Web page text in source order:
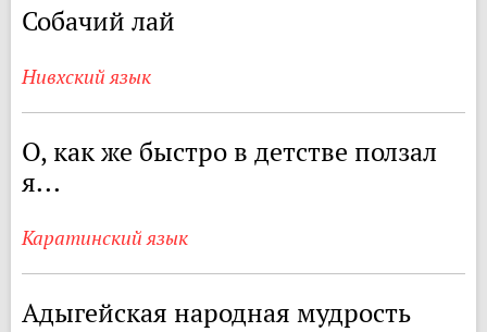
Собачий лай
Нивхский язык
О, как же быстро в детстве ползал
я...
Каратинский язык
Адыгейская народная мудрость